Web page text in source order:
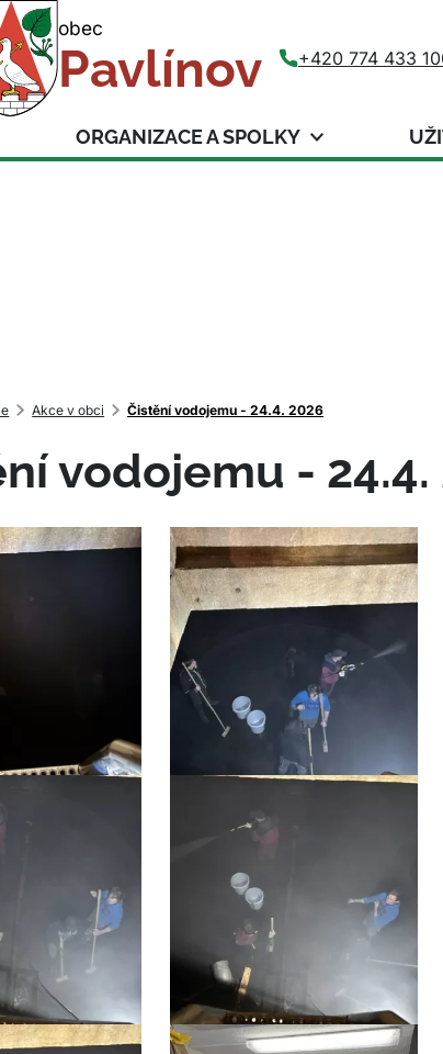
obec
Pavlínov +420 774 433
ORGANIZACE A SPOLKY
Akce v obci Čistění vodojemu - 24.4. 2026
vodojemu - 24.4.